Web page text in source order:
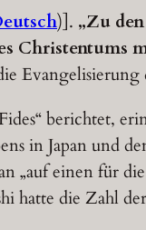
)]. „Zu
Christentums
Evangelisierung
berichtet,
in Japan und
„auf einen für
hatte die Zahl